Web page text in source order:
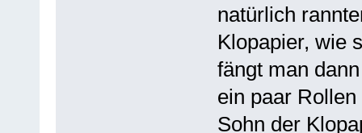
natürlich
Klopapier, wie
fängt man
ein paar
Sohn der